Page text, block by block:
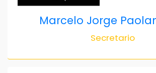
Marcelo Jorge
Secretario